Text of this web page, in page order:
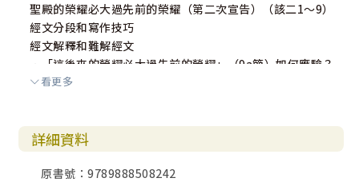
聖殿的榮耀必大過先前的榮耀（第二次宣告）（該二1～9）
經文分段和寫作技巧
經文解釋和難解經文
．「這後來的榮耀必大過先前的榮耀」（9a節）如何應驗？
經文重點和實際應用
．主的同在
有助實踐經文的默想
看更多
詳細資料
原書號：9789888508242